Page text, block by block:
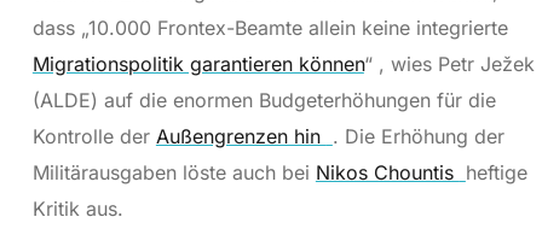
dass „10.000 Frontex-Beamte allein keine integrierte
Migrationspolitik garantieren können“ , wies Petr Ježek
(ALDE) auf die enormen Budgeterhöhungen für die
Kontrolle der Außengrenzen hin . Die Erhöhung der
Militärausgaben löste auch bei Nikos Chountis heftige
Kritik aus.